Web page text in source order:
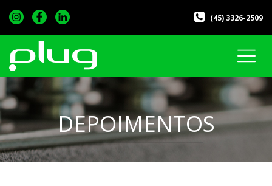
(45) 3326-2509
DEPOIMENTOS